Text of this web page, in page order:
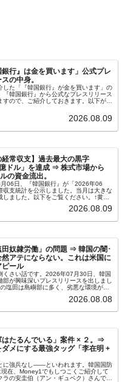
銀行』は金を買います」公式プレ
の中身。
した「『韓国銀行』が金を買います」の
『韓国銀行』から公式なプレスリリース
すので、ご紹介しておきます。以下が全
を構築□『韓国銀行』は、国内生産金の
2026.08.09
経常収支】過去最大の黒字
億ドル」を達成 ⇒ 株式市場から
の資金流出。
06日、『韓国銀行』が「2026年06
収支統計を公示しました。当月は大きな
しました。以下をご覧ください。↑黄色
です。2026年06月貿易収支：4...
2026.08.09
田奴隷労働」の問題 ⇒ 韓国の闇･
然アテにならない。これは米国に
ピール
くさい話です。2026年07月30日、韓国
部が興味深いプレスリリースを出しまし
塩田は島嶼部に多く、劣悪な環境が一
ます（後述）。これは、いわゆる「塩田
2026.08.08
はたるんでいる」案件 × ２。⇒
メにする最強タッグ「李在明 +
に強兵なし――といわれます。韓国国防
在、Money1でもしつこくご紹介して
ラの安圭伯（アン・ギュベク）さんで